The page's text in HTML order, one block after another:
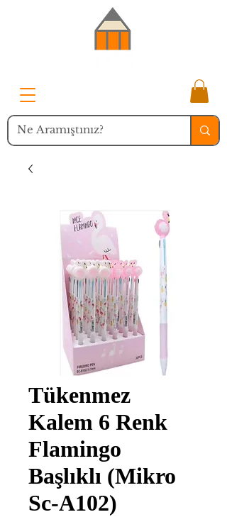
Tükenmez
Kalem 6 Renk
Flamingo
Başlıklı (Mikro
Sc-A102)